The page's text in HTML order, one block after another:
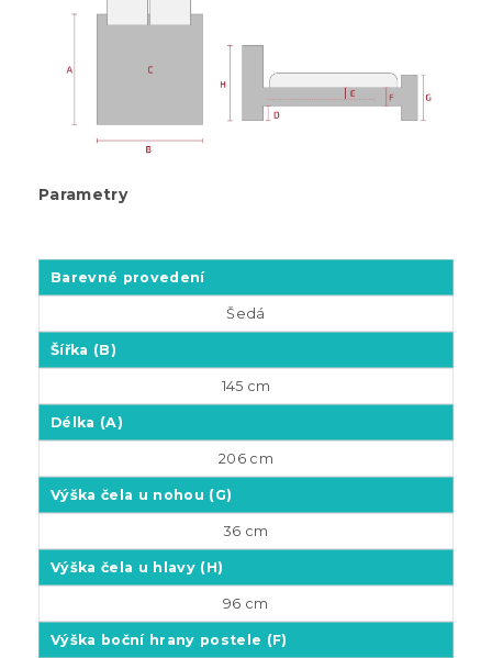
Parametry
Barevné provedení
Šedá
Šířka (B)
145 cm
Délka (A)
206 cm
Výška čela u nohou (G)
36 cm
Výška čela u hlavy (H)
96 cm
Výška boční hrany postele (F)